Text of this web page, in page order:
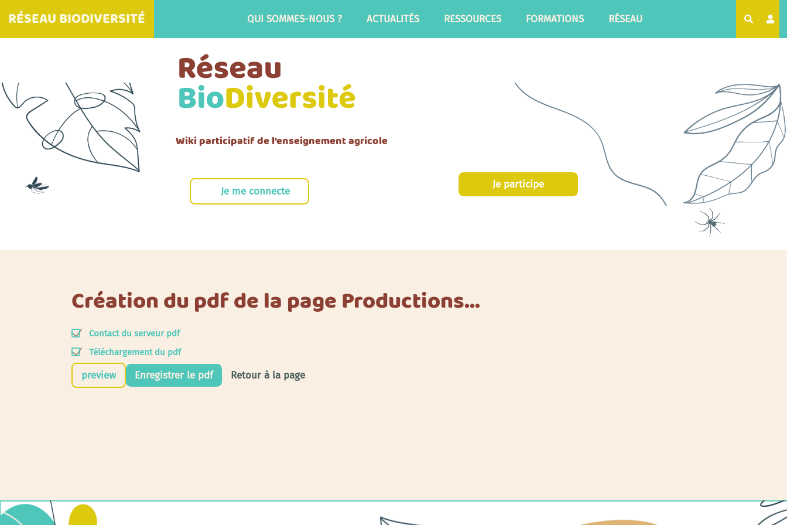
RÉSEAU BIODIVERSITÉ QUI SOMMES-NOUS ? ACTUALITÉS RESSOURCES FORMATIONS RÉSEAU
Wiki participatif de l'enseignement agricole
Je participe
Je me connecte
Création du pdf de la page Productions…
Contact du serveur pdf
Téléchargement du pdf
preview Enregistrer le pdf Retour à la page